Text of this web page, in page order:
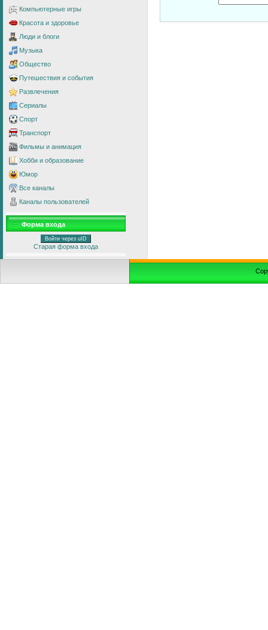
Компьютерные игры
Красота и здоровье
Люди и блоги
Музыка
Общество
Путешествия и события
Развлечения
Сериалы
Спорт
Транспорт
Фильмы и анимация
Хобби и образование
Юмор
Все каналы
Каналы пользователей
Форма входа
Войти через uID
Старая форма входа